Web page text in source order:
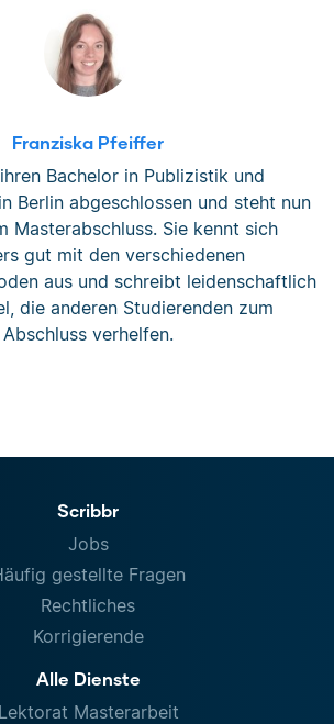
Franziska Pfeiffer
Bachelor in Publizistik und
Berlin abgeschlossen und steht nun
Masterabschluss. Sie kennt sich
gut mit den verschiedenen
aus und schreibt leidenschaftlich
die anderen Studierenden zum
Abschluss verhelfen.
Scribbr
Jobs
gestellte Fragen
Rechtliches
Korrigierende
Alle Dienste
Lektorat Masterarbeit